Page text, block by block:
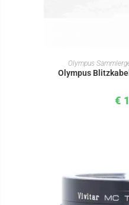
IN DEN
Olympus
Olympus
€